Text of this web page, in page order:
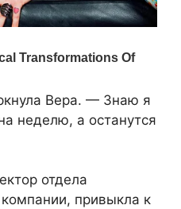
Вера. — Знаю я
неделю, а останутся
отдела
привыкла к